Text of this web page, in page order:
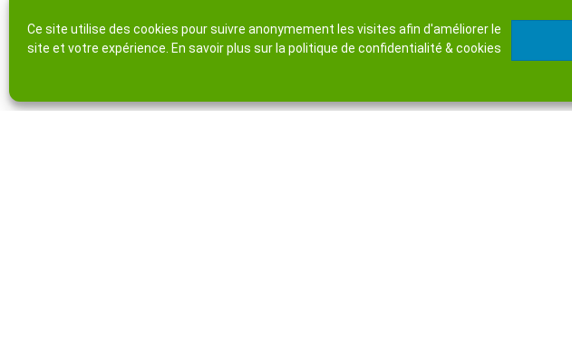
Ce site utilise des cookies pour suivre anonymement les visites afin d'améliorer le
site et votre expérience. En savoir plus sur la politique de confidentialité & cookies